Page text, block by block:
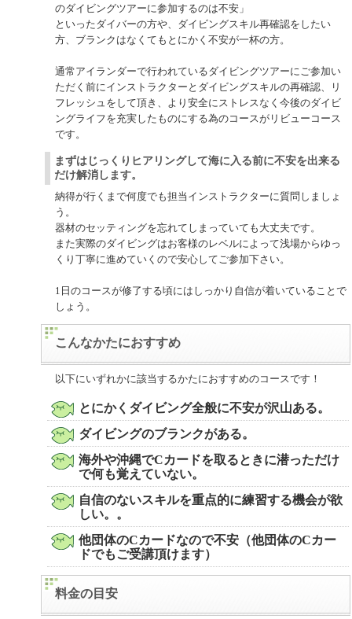
のダイビングツアーに参加するのは不安」
といったダイバーの方や、ダイビングスキル再確認をしたい
方、ブランクはなくてもとにかく不安が一杯の方。
通常アイランダーで行われているダイビングツアーにご参加い
ただく前にインストラクターとダイビングスキルの再確認、リ
フレッシュをして頂き、より安全にストレスなく今後のダイビ
ングライフを充実したものにする為のコースがリビューコース
です。
まずはじっくりヒアリングして海に入る前に不安を出来る
だけ解消します。
納得が行くまで何度でも担当インストラクターに質問しましょ
う。
器材のセッティングを忘れてしまっていても大丈夫です。
また実際のダイビングはお客様のレベルによって浅場からゆっ
くり丁寧に進めていくので安心してご参加下さい。
1日のコースが修了する頃にはしっかり自信が着いていることで
しょう。
こんなかたにおすすめ
以下にいずれかに該当するかたにおすすめのコースです！
とにかくダイビング全般に不安が沢山ある。
ダイビングのブランクがある。
海外や沖縄でCカードを取るときに潜っただけ
で何も覚えていない。
自信のないスキルを重点的に練習する機会が欲
しい。。
他団体のCカードなので不安（他団体のCカー
ドでもご受講頂けます）
料金の目安